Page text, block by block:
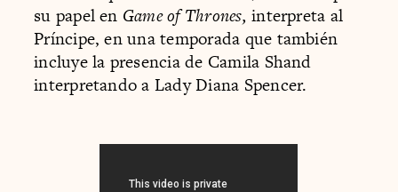
su papel en Game of Thrones,interpreta al
Príncipe, en una temporada que también
incluye la presencia de Camila Shand
interpretando a Lady Diana Spencer.